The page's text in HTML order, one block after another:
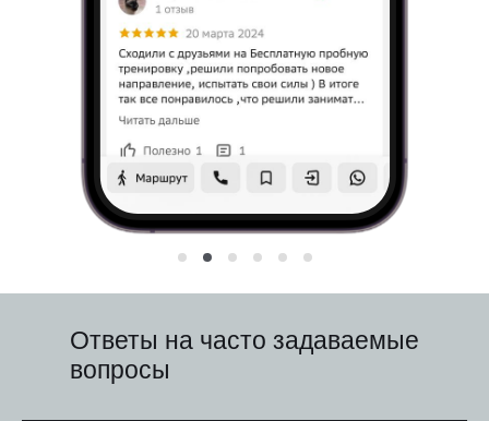
Ответы на часто задаваемые
вопросы